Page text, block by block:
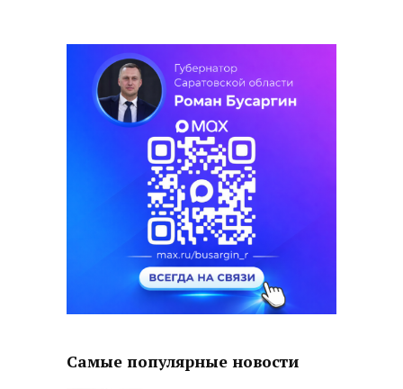
Самые популярные новости